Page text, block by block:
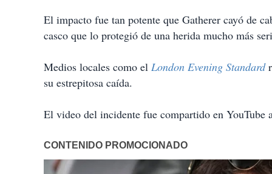
El impacto fue tan potente que Gatherer cayó de
casco que lo protegió de una herida mucho más
Medios locales como el London Evening Standard
su estrepitosa caída.
El video del incidente fue compartido en YouTube